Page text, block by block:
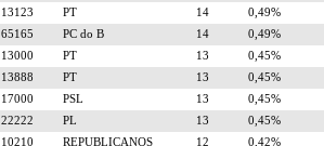
13123 PT 14
0,49%
65165 PC do B 14
0,49%
13000 PT 13
0,45%
13888 PT 13
0,45%
17000 PSL 13
0,45%
22222 PL 13
0,45%
10210 REPUBLICANOS 12
0,42%